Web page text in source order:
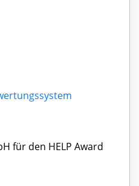
für den HELP Award